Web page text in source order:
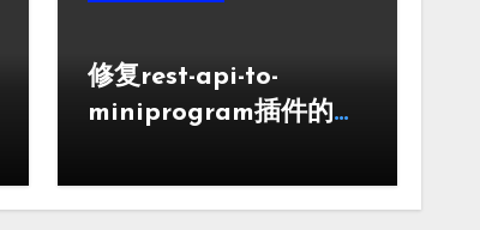
修复rest-api-to-
miniprogram插件的一